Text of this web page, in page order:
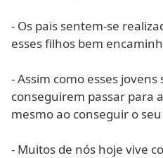
- Os pais sentem-se
esses filhos bem
- Assim como esses
conseguirem passar para
mesmo ao conseguir o
- Muitos de nós hoje vive